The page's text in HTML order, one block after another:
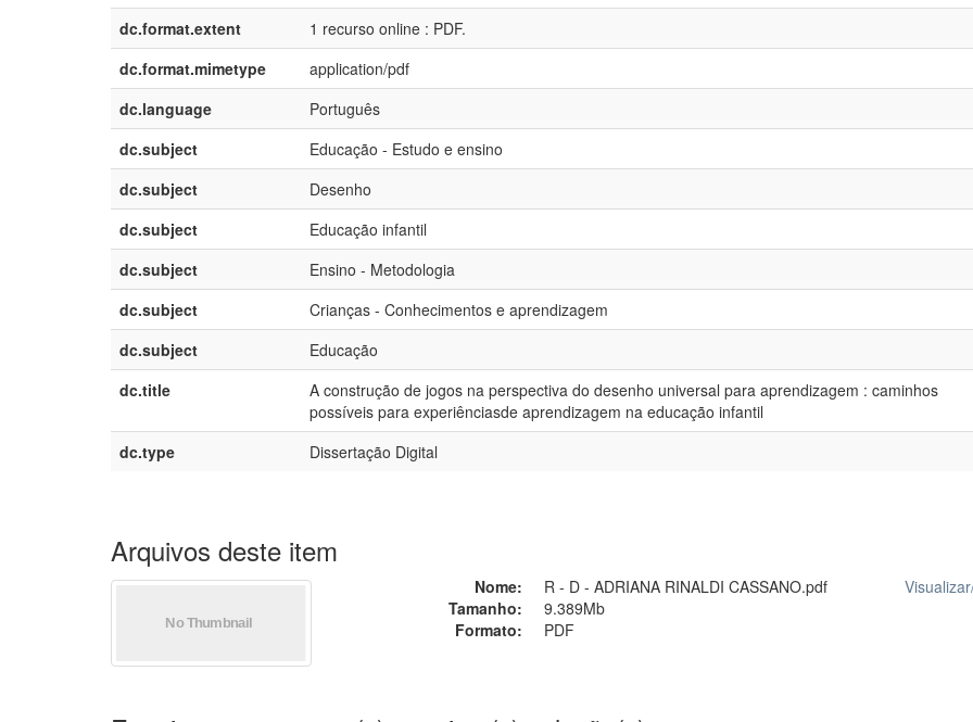
dc.format.extent 1 recurso online : PDF.
dc.format.mimetype
application/pdf
dc.language
Português
dc.subject
Educação - Estudo e ensino
dc.subject
Desenho
dc.subject
Educação infantil
dc.subject
Ensino - Metodologia
dc.subject
Crianças - Conhecimentos e aprendizagem
dc.subject
Educação
dc.title
A construção de jogos na perspectiva do desenho universal para aprendizagem : caminhos
possíveis para experiênciasde aprendizagem na educação infantil
dc.type Dissertação Digital
Arquivos deste item
Nome:
R - D - ADRIANA RINALDI CASSANO.pdf
Tamanho:
9.389Mb
Formato:
PDF